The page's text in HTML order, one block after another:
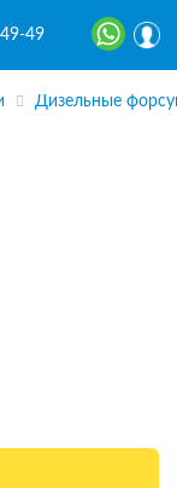
49
Дизельные